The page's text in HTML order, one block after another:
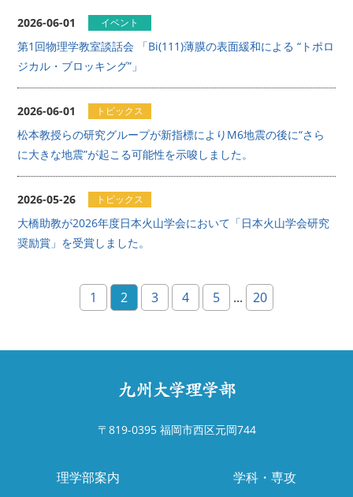
2026-06-01 イベント
第1回物理学教室談話会 「Bi(111)薄膜の表面緩和による “トポロ
ジカル・ブロッキング”」
2026-06-01 トピックス
松本教授らの研究グループが新指標によりM6地震の後に“さら
に大きな地震”が起こる可能性を示唆しました。
2026-05-26 トピックス
大橋助教が2026年度日本火山学会において「日本火山学会研究
奨励賞」を受賞しました。
1 2 3 4 5 ... 20
〒819-0395 福岡市西区元岡744
理学部案内 学科・専攻